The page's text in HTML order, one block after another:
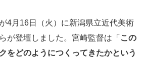
4月16日（火）に新潟県立近代美術
が登壇しました。宮崎監督は「 この
をどのようにつくってきたかという